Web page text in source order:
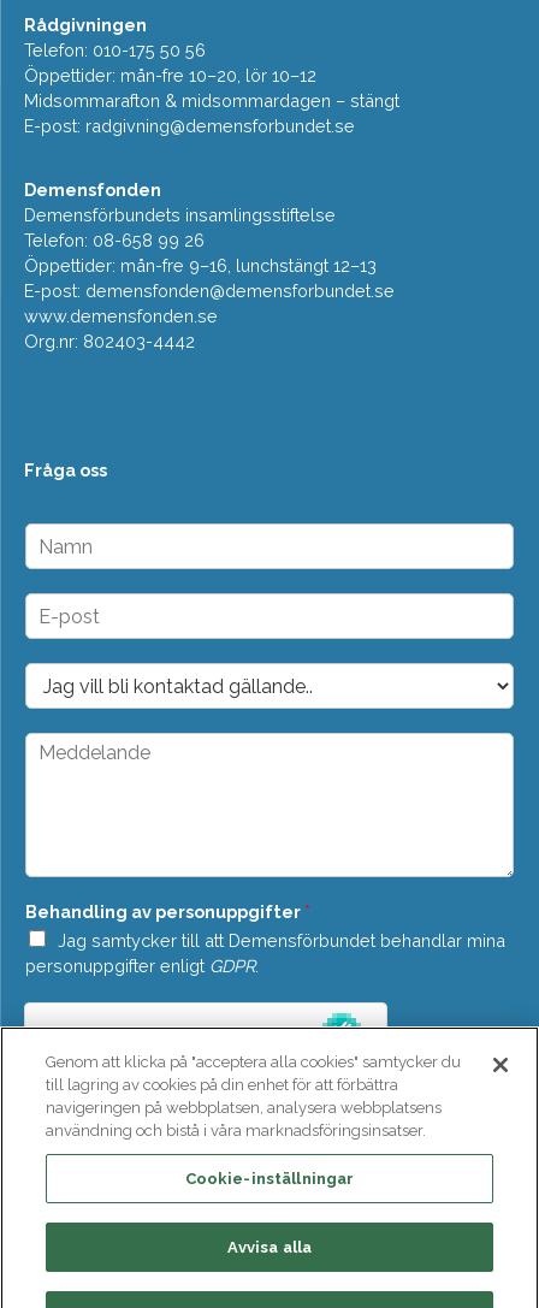
Rådgivningen
Telefon: 010-175 50 56
Öppettider: mån-fre 10–20, lör 10–12
Midsommarafton & midsommardagen – stängt
E-post: radgivning@demensforbundet.se
Demensfonden
Demensförbundets insamlingsstiftelse
Telefon: 08-658 99 26
Öppettider: mån-fre 9–16, lunchstängt 12–13
E-post: demensfonden@demensforbundet.se
www.demensfonden.se
Org.nr: 802403-4442
Fråga oss
N
m
n
E
p
o
t
*
D
o
p
M
a
d
e
*
Behandling av personuppgifter *
Jag samtycker till att Demensförbundet behandlar mina
personuppgifter enligt GDPR.
SKICKA
Genom att klicka på "acceptera alla cookies" samtycker du
till lagring av cookies på din enhet för att förbättra
navigeringen på webbplatsen, analysera webbplatsens
användning och bistå i våra marknadsföringsinsatser.
Cookie-inställningar
Avvisa alla